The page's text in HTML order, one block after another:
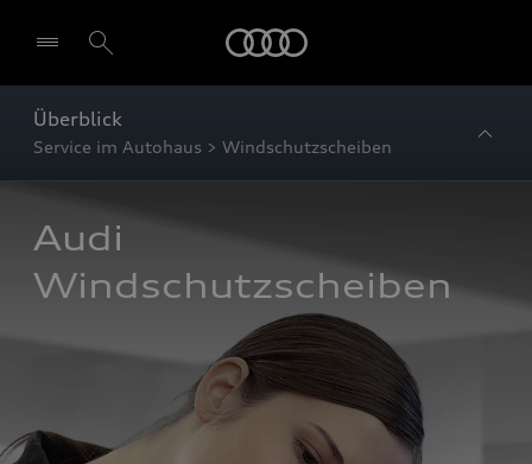
Überblick
Service im Autohaus > Windschutzscheiben
Audi
Windschutzscheiben